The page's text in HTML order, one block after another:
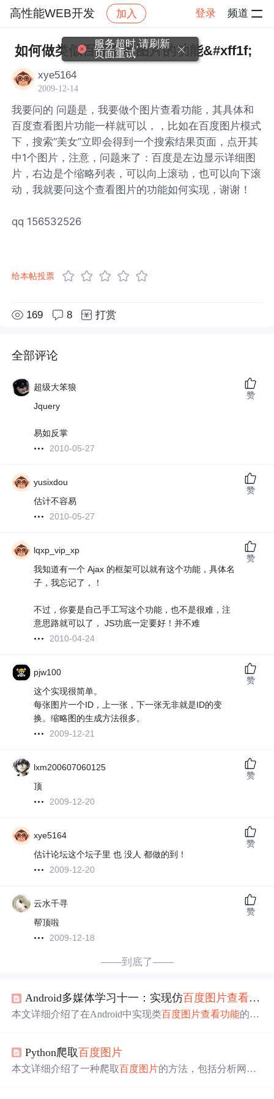
高性能WEB开发 加入 登录 频道
社区 高性能WEB开发 帖子详情
如何做类似百度查看图片的功能&#xff1f;
xye5164
2009-12-14
我要问的 问题是，我要做个图片查看功能，其具体和
百度查看图片功能一样就可以，，比如在百度图片模式
下，搜索“美女”立即会得到一个搜索结果页面，点开其
中1个图片，注意，问题来了：百度是左边显示详细图
片，右边是个缩略列表，可以向上滚动，也可以向下滚
动，我就要问这个查看图片的功能如何实现，谢谢！
qq 156532526
给本帖投票
169 8 打赏
全部评论
超级大笨狼
Jquery
易如反掌
2010-05-27
赞
yusixdou
估计不容易
2010-05-27
赞
lqxp_vip_xp
我知道有一个 Ajax 的框架可以就有这个功能，具体名
子，我忘记了，！
不过，你要是自己手工写这个功能，也不是很难，注
意思路就可以了， JS功底一定要好！并不难
2010-04-24
赞
pjw100
这个实现很简单。
每张图片一个ID，上一张，下一张无非就是ID的变
换。缩略图的生成方法很多。
2009-12-21
赞
lxm200607060125
顶
2009-12-20
赞
xye5164
估计论坛这个坛子里 也 没人 都做的到！
2009-12-20
赞
云水千寻
帮顶啦
2009-12-18
赞
——到底了——
Android多媒体学习十一：实现仿百度 图片查看功能
本文详细介绍了在Android中实现类百度图片查看功能的方
面（缩略图界面和大图界面）实现
果。
Python爬取百度图片
本文详细介绍了一种爬取百度图片的方法，包括分析网页
服务超时,请刷新
页面重试